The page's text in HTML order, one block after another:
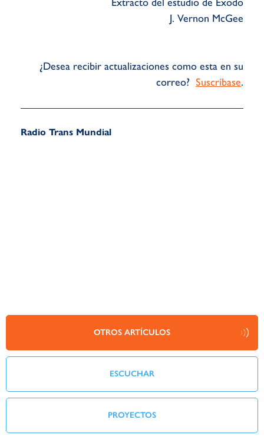
J. Vernon McGee
¿Desea recibir actualizaciones como esta en su
correo? Suscríbase.
Radio Trans Mundial
OTROS ARTÍCULOS
ESCUCHAR
PROYECTOS